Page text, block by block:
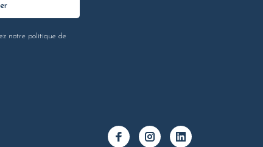
notre politique de